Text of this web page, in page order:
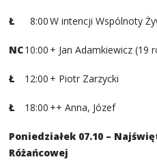
Ł 8:00W intencji Wspólnoty
NC10:00 + Jan Adamkiewicz (19
Ł 12:00 + Piotr Zarzycki
Ł 18:00 ++ Anna, Józef
Poniedziałek 07.10 –
Różańcowej